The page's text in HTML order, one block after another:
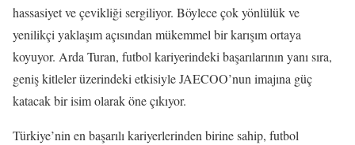
hassasiyet ve çevikliği sergiliyor. Böylece çok yönlülük ve
yenilikçi yaklaşım açısından mükemmel bir karışım ortaya
koyuyor. Arda Turan, futbol kariyerindeki başarılarının yanı sıra,
geniş kitleler üzerindeki etkisiyle JAECOO’nun imajına güç
katacak bir isim olarak öne çıkıyor.
Türkiye’nin en başarılı kariyerlerinden birine sahip, futbol